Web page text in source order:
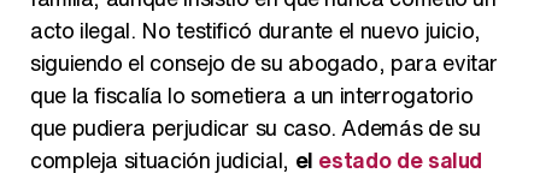
acto ilegal. No testificó durante el nuevo juicio,
siguiendo el consejo de su abogado, para evitar
que la fiscalía lo sometiera a un interrogatorio
que pudiera perjudicar su caso. Además de su
compleja situación judicial, el estado de salud